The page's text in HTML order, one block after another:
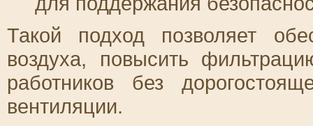
Такой подход позволяет
воздуха, повысить
работников без
вентиляции.